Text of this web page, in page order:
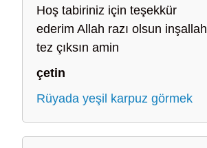
Hoş tabiriniz için teşekkür
ederim Allah razı olsun inşallah
tez çıksın amin
çetin
Rüyada yeşil karpuz görmek